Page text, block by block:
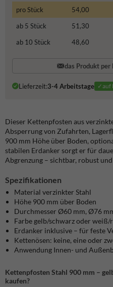
pro Stück
54,00
ab 5 Stück
51,30
ab 10 Stück
48,60
das Produkt
Lieferzeit:3-4 Arbeitstage ✓auf
Dieser Kettenpfosten aus
Absperrung von Zufahrten,
900 mm Höhe über Boden,
stabilen Erdanker sorgt er für
Abgrenzung – sichtbar, robust
Spezifikationen
Material verzinkter Stahl
Höhe 900 mm über Boden
Durchmesser Ø60 mm, Ø76
Farbe gelb/schwarz oder weiß/
Erdanker inklusive – für feste
Kettenösen: keine, eine oder
Anwendung Innen- und
Kettenpfosten Stahl 900 mm –
kaufen?